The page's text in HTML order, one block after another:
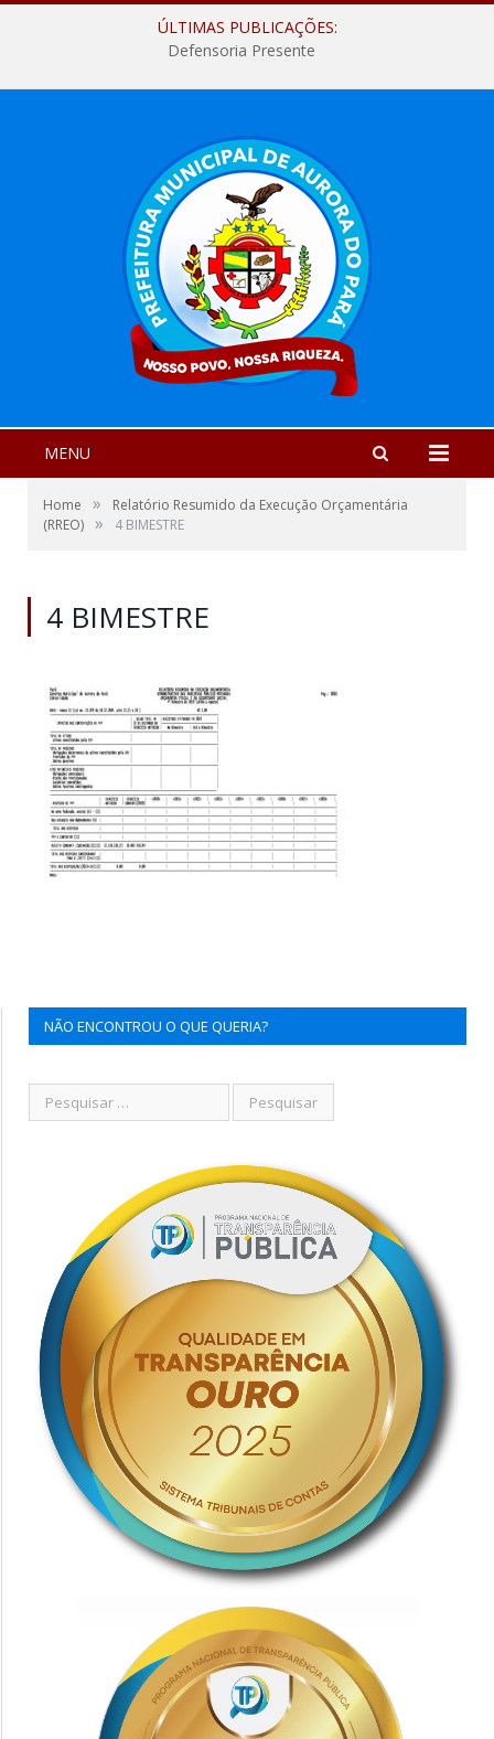
ÚLTIMAS PUBLICAÇÕES:
Defensoria Presente
MENU
Home »
Relatório Resumido da Execução Orçamentária
(RREO) » 4 BIMESTRE
4 BIMESTRE
NÃO ENCONTROU O QUE QUERIA?